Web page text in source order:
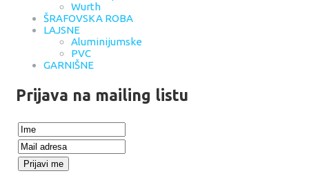
Wurth
ŠRAFOVSKA ROBA
LAJSNE
Aluminijumske
PVC
GARNIŠNE
Prijava na mailing listu